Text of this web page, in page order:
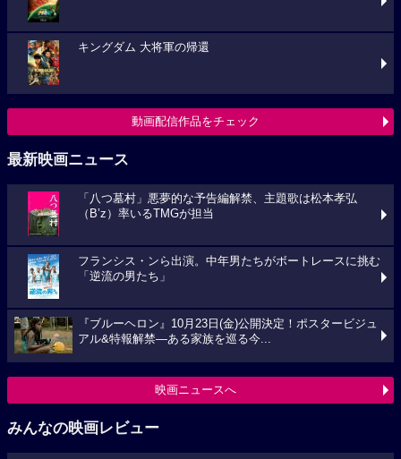
キングダム 大将軍の帰還
動画配信作品をチェック
最新映画ニュース
「八つ墓村」悪夢的な予告編解禁、主題歌は松本孝弘
（B’z）率いるTMGが担当
フランシス・ンら出演。中年男たちがボートレースに挑む
「逆流の男たち」
『ブルーヘロン』10月23日(金)公開決定！ポスタービジュ
アル&特報解禁―ある家族を巡る今...
映画ニュースへ
みんなの映画レビュー